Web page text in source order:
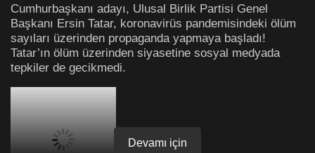
Cumhurbaşkanı adayı, Ulusal Birlik Partisi Genel
Başkanı Ersin Tatar, koronavirüs pandemisindeki ölüm
sayıları üzerinden propaganda yapmaya başladı!
Tatar’ın ölüm üzerinden siyasetine sosyal medyada
tepkiler de gecikmedi.
Devamı için